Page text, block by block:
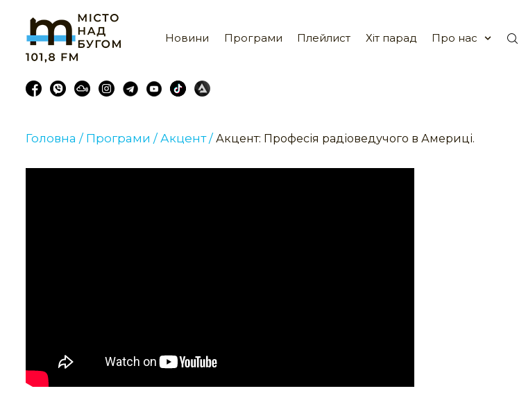
Новини Програми Плейлист Хіт парад Про нас
Головна / Програми / Акцент / Акцент: Професія радіоведучого в Америці.